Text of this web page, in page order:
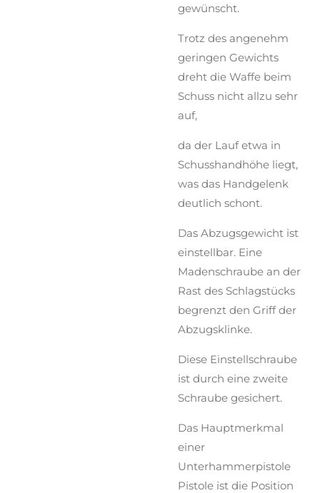
gewünscht.
Trotz des angenehm
geringen Gewichts
dreht die Waffe beim
Schuss nicht allzu sehr
auf,
da der Lauf etwa in
Schusshandhöhe liegt,
was das Handgelenk
deutlich schont.
Das Abzugsgewicht ist
einstellbar. Eine
Madenschraube an der
Rast des Schlagstücks
begrenzt den Griff der
Abzugsklinke.
Diese Einstellschraube
ist durch eine zweite
Schraube gesichert.
Das Hauptmerkmal
einer
Unterhammerpistole
Pistole ist die Position